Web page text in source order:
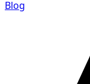
Blog